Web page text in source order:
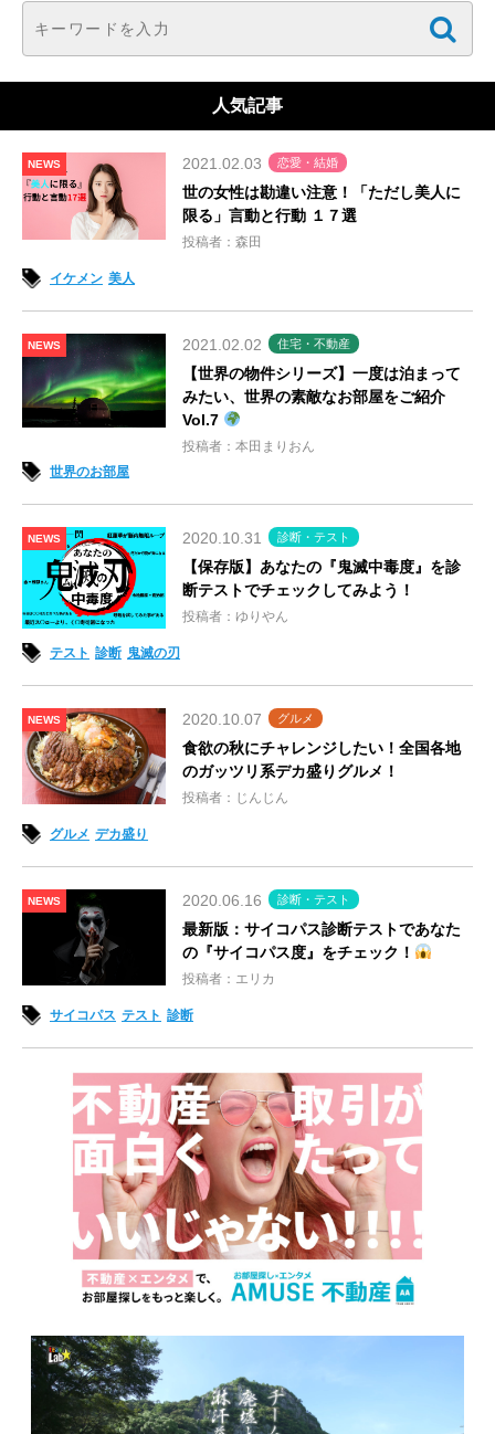
人気記事
NEWS 2021.02.03 恋愛・結婚
世の女性は勘違い注意！「ただし美人に
限る」言動と行動 １７選
投稿者：森田
イケメン 美人
NEWS 2021.02.02 住宅・不動産
【世界の物件シリーズ】一度は泊まって
みたい、世界の素敵なお部屋をご紹介
Vol.7
投稿者：本田まりおん
世界のお部屋
NEWS 2020.10.31 診断・テスト
【保存版】あなたの『鬼滅中毒度』を診
断テストでチェックしてみよう！
投稿者：ゆりやん
テスト 診断 鬼滅の刃
NEWS 2020.10.07 グルメ
食欲の秋にチャレンジしたい！全国各地
のガッツリ系デカ盛りグルメ！
投稿者：じんじん
グルメ デカ盛り
NEWS 2020.06.16 診断・テスト
最新版：サイコパス診断テストであなた
の『サイコパス度』をチェック！
投稿者：エリカ
サイコパス テスト 診断